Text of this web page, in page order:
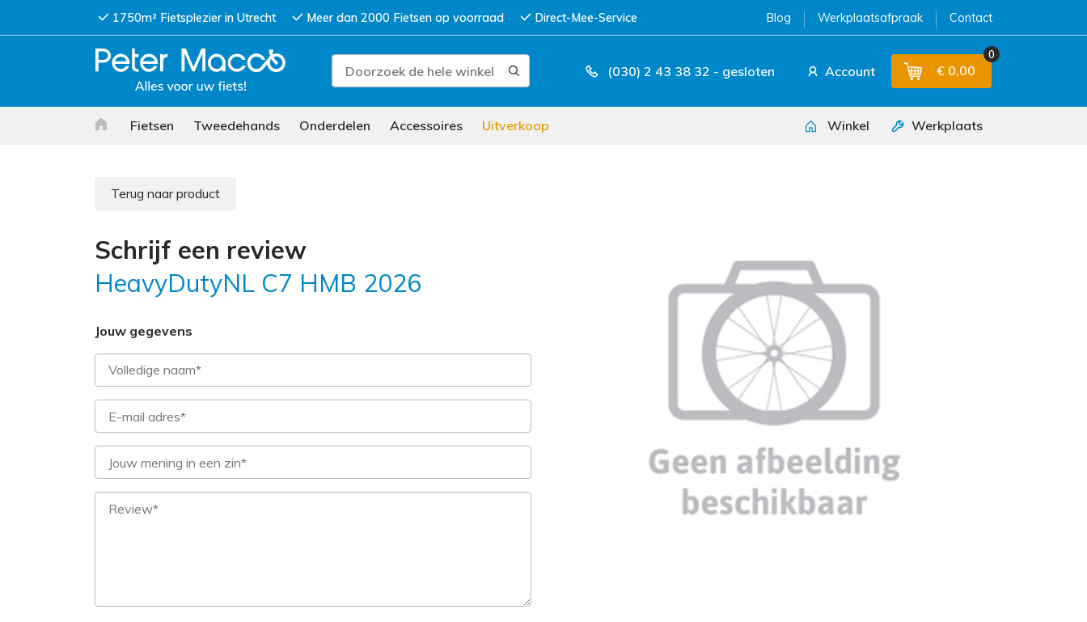
1750m² Fietsplezier in Utrecht Meer dan 2000 Fietsen op voorraad Direct-Mee-Service Blog Werkplaatsafpraak Contact
(030) 2 43 38 32 - gesloten Account € 0,00
0
Fietsen Tweedehands Onderdelen Accessoires Uitverkoop Winkel Werkplaats
Terug naar product
Schrijf een review
HeavyDutyNL C7 HMB 2026
Jouw gegevens